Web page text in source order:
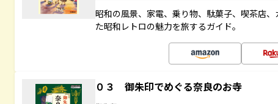
昭和の風景、家電、乗り物、駄菓子、喫茶店
た昭和レトロの魅力を旅するガイド。
０３ 御朱印でめぐる奈良のお寺